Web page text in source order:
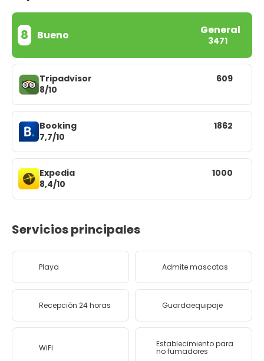
8 Bueno General
3471
Tripadvisor
8/10
609
Booking
7,7/10
1862
Expedia
8,4/10
1000
Servicios principales
Playa Admite mascotas
Recepción 24 horas Guardaequipaje
WiFi Establecimiento para
no fumadores